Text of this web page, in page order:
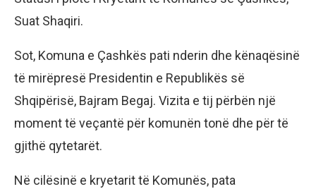
Suat Shaqiri.
Sot, Komuna e Çashkës pati nderin dhe kënaqësinë
të mirëpresë Presidentin e Republikës së
Shqipërisë, Bajram Begaj. Vizita e tij përbën një
moment të veçantë për komunën tonë dhe për të
gjithë qytetarët.
Në cilësinë e kryetarit të Komunës, pata